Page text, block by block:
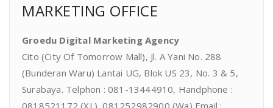
MARKETING OFFICE
Groedu Digital Marketing Agency
Cito (City Of Tomorrow Mall), Jl. A Yani No. 288
(Bunderan Waru) Lantai UG, Blok US 23, No. 3 & 5,
Surabaya. Telphon : 081-13444910, Handphone :
0818521172 (XL), 081252982900 (Wa) Email :